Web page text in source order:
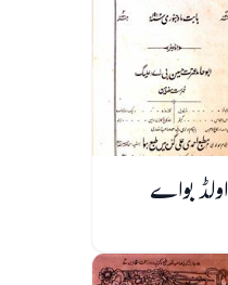
اولڈ بواے